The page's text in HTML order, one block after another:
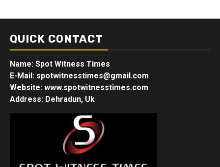
QUICK CONTACT
Name: Spot Witness Times
E-Mail: spotwitnesstimes@gmail.com
Website: www.spotwitnesstimes.com
Address: Dehradun, Uk